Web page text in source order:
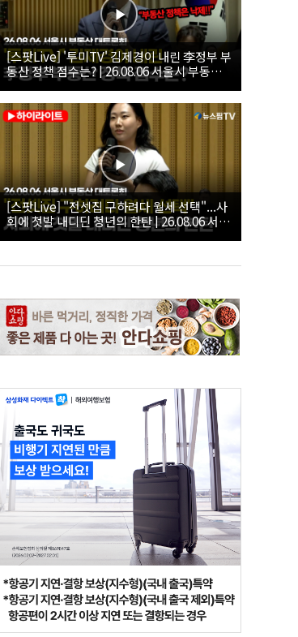
[스팟Live] '투미TV' 김제경이 내린 李정부 부
동산 정책 점수는? | 26.08.06 서울시 부동산
대토론회
[스팟Live] "전셋집 구하려다 월세 선택"...사
회에 첫발 내디딘 청년의 한탄 | 26.08.06 서울
시 부동산 대토론회